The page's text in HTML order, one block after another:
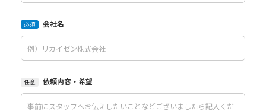
必須 会社名
任意 依頼内容・希望